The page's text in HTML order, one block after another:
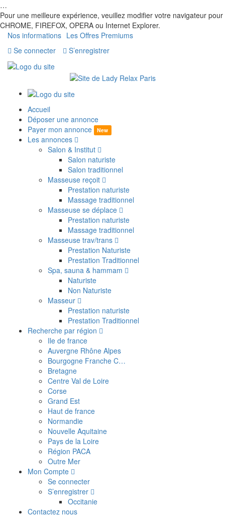
…
Pour une meilleure expérience, veuillez modifier votre navigateur pour
CHROME, FIREFOX, OPERA ou Internet Explorer.
Nos informations Les Offres Premiums
Se connecter
S’enregistrer
Accueil
Déposer une annonce
Payer mon annonce
New
Les annonces
Salon & Institut
Salon naturiste
Salon traditionnel
Masseuse reçoit
Prestation naturiste
Massage traditionnel
Masseuse se déplace
Prestation naturiste
Massage traditionnel
Masseuse trav/trans
Prestation Naturiste
Prestation Traditionnel
Spa, sauna & hammam
Naturiste
Non Naturiste
Masseur
Prestation naturiste
Prestation Traditionnel
Recherche par région
Ile de france
Auvergne Rhône Alpes
Bourgogne Franche C…
Bretagne
Centre Val de Loire
Corse
Grand Est
Haut de france
Normandie
Nouvelle Aquitaine
Pays de la Loire
Région PACA
Outre Mer
Mon Compte
Se connecter
S’enregistrer
Occitanie
Contactez nous